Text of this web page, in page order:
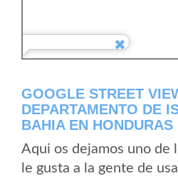
GOOGLE STREET
DEPARTAMENTO DE
BAHIA EN HONDURAS
Aqui os dejamos uno de
le gusta a la gente de